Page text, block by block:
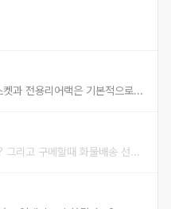
일시불로 구매하려고 하는데 중앙바스켓과 전용리어랙은 기본적으로 무상장착 돼서 오는 건가요? 벤틀러스 전용파츠도 추가로 같이 구매하고싶은데 일시불 구매로 선택하니까 선택 옵션이 안 보여요ㅠㅠ 어떻게 추가 할 수 있나요??
오일 탱크 케이스 서비스로 주시나요? 그리고 구메할때 화물배송 선택해도 금액이 그대로 던데 따로 배송비 안 들어가나요?